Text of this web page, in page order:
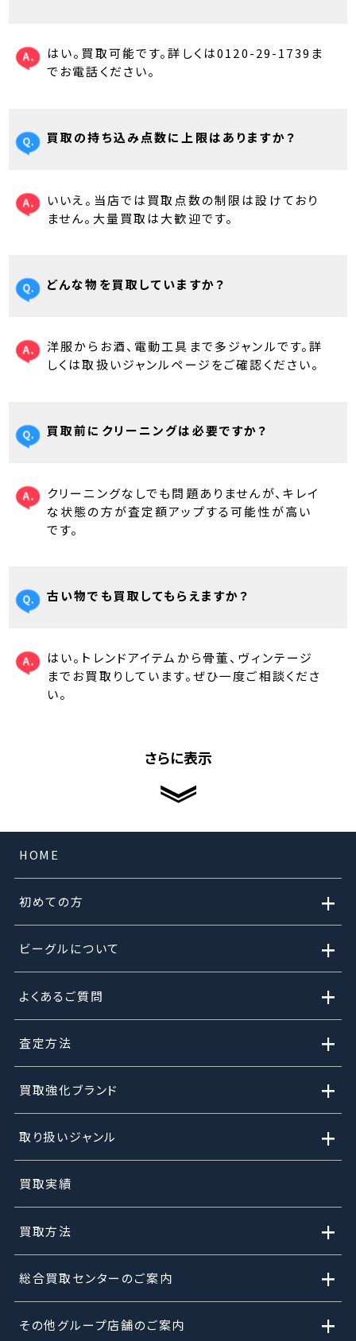
はい。買取可能です。詳しくは0120-29-1739ま
でお電話ください。
買取の持ち込み点数に上限はありますか？
いいえ。当店では買取点数の制限は設けており
ません。大量買取は大歓迎です。
どんな物を買取していますか？
洋服からお酒、電動工具まで多ジャンルです。詳
しくは取扱いジャンルページをご確認ください。
買取前にクリーニングは必要ですか？
クリーニングなしでも問題ありませんが、キレイ
な状態の方が査定額アップする可能性が高い
です。
古い物でも買取してもらえますか？
はい。トレンドアイテムから骨董、ヴィンテージ
までお買取りしています。ぜひ一度ご相談くださ
い。
さらに表示
HOME
初めての方 +
ビーグルについて +
よくあるご質問 +
査定方法 +
買取強化ブランド +
取り扱いジャンル +
買取実績
買取方法 +
総合買取センターのご案内 +
その他グループ店舗のご案内 +